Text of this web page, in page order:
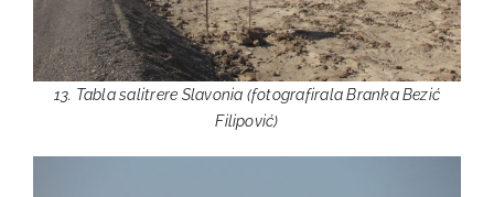
13. Tabla salitrere Slavonia (fotografirala Branka Bezić
Filipović)